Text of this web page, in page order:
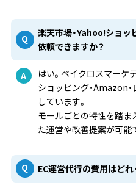
楽天市場・Yahoo!ショ
依頼できますか？
はい。ベイクロスマーケ
ショッピング・Amazon
しています。
モールごとの特性を踏ま
た運営や改善提案が可能
EC運営代行の費用はどれ